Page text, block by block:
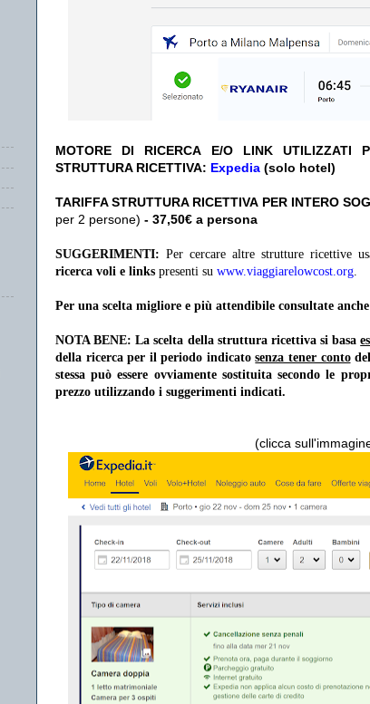
MOTORE DI RICERCA E/O LINK UTILIZZATI
STRUTTURA RICETTIVA: Expedia (solo hotel)
TARIFFA STRUTTURA RICETTIVA PER INTERO
per 2 persone) - 37,50€ a persona
SUGGERIMENTI: Per cercare altre strutture ricettive
ricerca voli e links presenti su www.viaggiarelowcost.org.
Per una scelta migliore e più attendibile consultate anche
NOTA BENE: La scelta della struttura ricettiva si basa
della ricerca per il periodo indicatosenza tener conto
stessa può essere ovviamente sostituita secondo le
prezzo utilizzando i suggerimenti indicati.
(clicca